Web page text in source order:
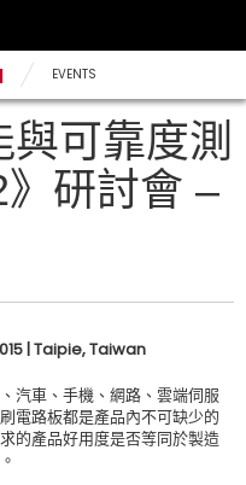
EVENTS
與可靠度測
研討會 –
| Taipie, Taiwan
汽車、手機、網路、雲端伺服
電路板都是產品內不可缺少的
的產品好用度是否等同於製造